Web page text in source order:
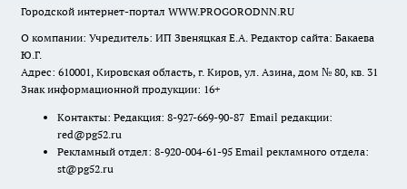
Городской интернет-портал WWW.PROGORODNN.RU
О компании: Учредитель: ИП Звеняцкая Е.А. Редактор сайта: Бакаева
Ю.Г.
Адрес: 610001, Кировская область, г. Киров, ул. Азина, дом № 80, кв. 31
Знак информационной продукции: 16+
Контакты: Редакция: 8-927-669-90-87 Email редакции:
red@pg52.ru
Рекламный отдел: 8-920-004-61-95 Email рекламного отдела:
st@pg52.ru